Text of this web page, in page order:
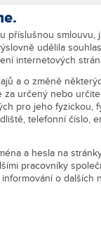
příslušnou
udělila
internetových
a o změně
určený nebo
pro jeho fyzickou,
telefonní číslo,
a hesla na
pracovníky
o dalších